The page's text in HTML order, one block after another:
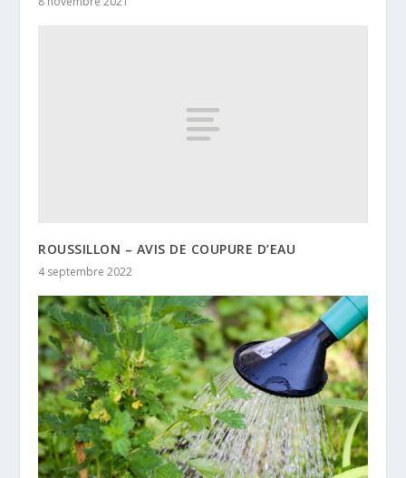
ROUSSILLON – AVIS DE COUPURE D’EAU
4 septembre 2022